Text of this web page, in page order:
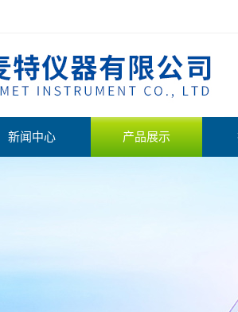
新闻中心 产品展示